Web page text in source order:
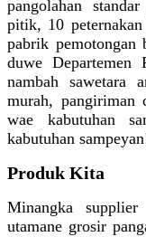
pangolahan
pitik, 10
pabrik
duwe
nambah sawetara
murah, pangiriman
wae kabutuhan
kabutuhan
Produk Kita
Minangka
utamane grosir